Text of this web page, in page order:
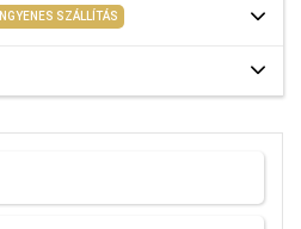
INGYENES SZÁLLÍTÁS